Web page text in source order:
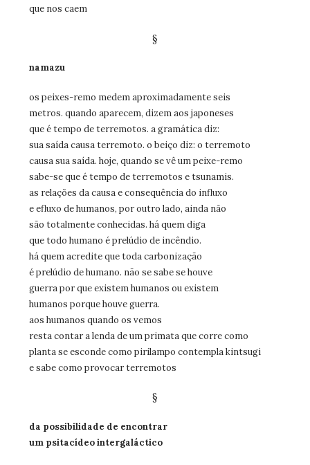
que nos caem
§
namazu
os peixes-remo medem aproximadamente seis
metros. quando aparecem, dizem aos japoneses
que é tempo de terremotos. a gramática diz:
sua saída causa terremoto. o beiço diz: o terremoto
causa sua saída. hoje, quando se vê um peixe-remo
sabe-se que é tempo de terremotos e tsunamis.
as relações da causa e consequência do influxo
e efluxo de humanos, por outro lado, ainda não
são totalmente conhecidas. há quem diga
que todo humano é prelúdio de incêndio.
há quem acredite que toda carbonização
é prelúdio de humano. não se sabe se houve
guerra por que existem humanos ou existem
humanos porque houve guerra.
aos humanos quando os vemos
resta contar a lenda de um primata que corre como
planta se esconde como pirilampo contempla kintsugi
e sabe como provocar terremotos
§
da possibilidade de encontrar
um psitacídeo intergaláctico